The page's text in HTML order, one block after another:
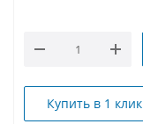
Купить в 1 клик